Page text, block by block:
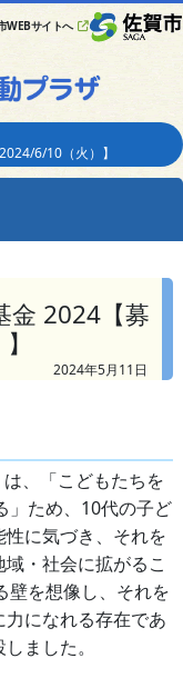
WEBサイトへ
6/10（火）】
金 2024【募
2024年5月11日
、「こどもたちを
」ため、10代の子ど
に気づき、それを
・社会に拡がるこ
壁を想像し、それを
になれる存在であ
ました。